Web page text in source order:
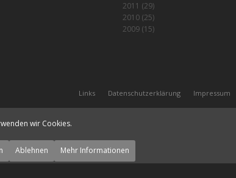
2011 (29)
2010(25)
2009(15)
Links Datenschutzerklärung Impressum
wir Cookies.
Ablehnen Mehr Informationen